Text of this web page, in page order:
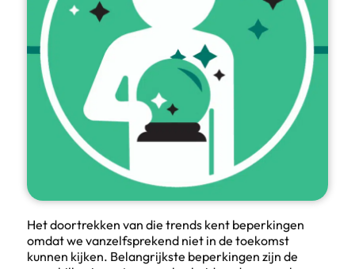
Het doortrekken van die trends kent beperkingen
omdat we vanzelfsprekend niet in de toekomst
kunnen kijken. Belangrijkste beperkingen zijn de